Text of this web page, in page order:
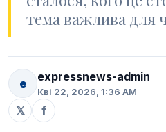
тема важлива для
e expressnews-admin
Кві 22, 2026, 1:36 AM
𝕏 f